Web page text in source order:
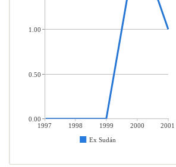
1997 1998 1999 2000
2001
Ex Sudán
1.00
0.50
0.00